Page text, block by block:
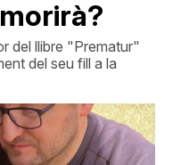
del llibre "Prematur"
del seu fill a la